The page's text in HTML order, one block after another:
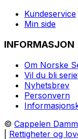
Kundeservice
Min side
INFORMASJON
Om Norske
Vil du bli
Nyhetsbrev
Personvern
© Cappelen
Rettigheter og